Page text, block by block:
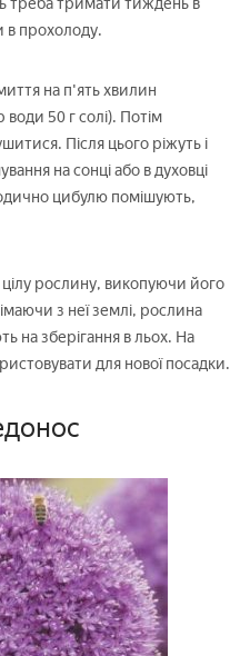
треба тримати тиждень в
в прохолоду.
на п'ять хвилин
води 50 г солі). Потім
Після цього ріжуть і
на сонці або в духовці
цибулю помішують,
рослину, викопуючи його
з неї землі, рослина
на зберігання в льох. На
для нової посадки.